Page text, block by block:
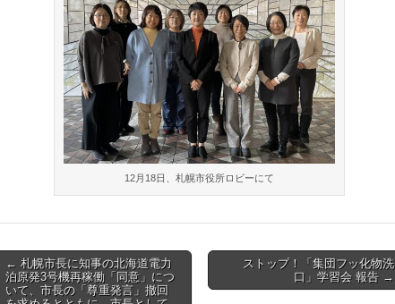
12月18日、札幌市役所ロビーにて
Post
navigation
← 札幌市長に知事の北海道電力
泊原発3号機再稼働「同意」につ
いて、市長の「尊重発言」撤回
ストップ！「集団フッ化物洗
口」学習会 報告 →